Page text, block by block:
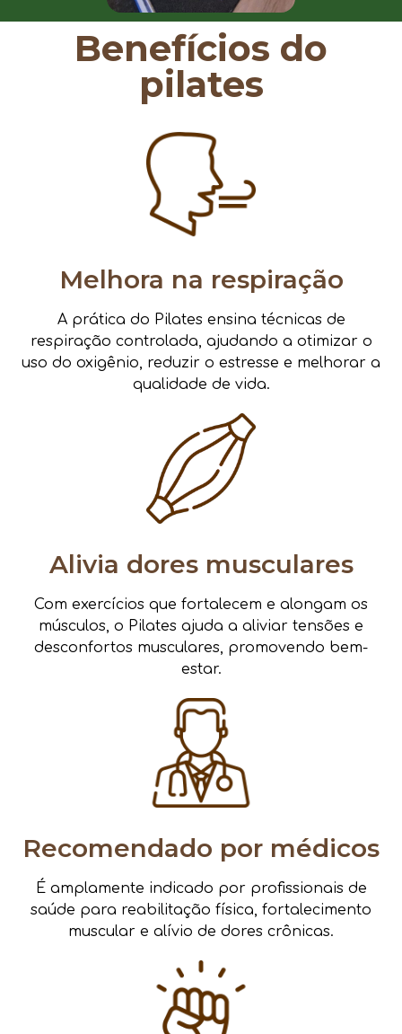
Benefícios do
pilates
Melhora na respiração
A prática do Pilates ensina técnicas de
respiração controlada, ajudando a otimizar o
uso do oxigênio, reduzir o estresse e melhorar a
qualidade de vida.
Alivia dores musculares
Com exercícios que fortalecem e alongam os
músculos, o Pilates ajuda a aliviar tensões e
desconfortos musculares, promovendo bem-
estar.
Recomendado por médicos
É amplamente indicado por profissionais de
saúde para reabilitação física, fortalecimento
muscular e alívio de dores crônicas.